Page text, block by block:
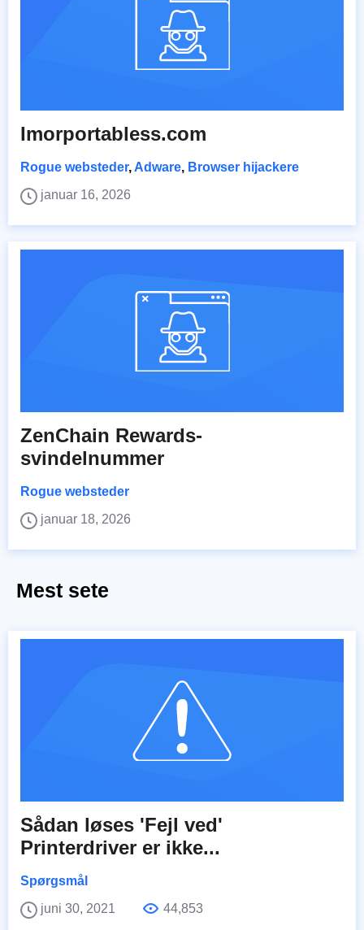
Imorportabless.com
Rogue websteder, Adware, Browser hijackere
januar 16, 2026
ZenChain Rewards-
svindelnummer
Rogue websteder
januar 18, 2026
Mest sete
Sådan løses 'Fejl ved'
Printerdriver er ikke...
Spørgsmål
juni 30, 2021
44,853